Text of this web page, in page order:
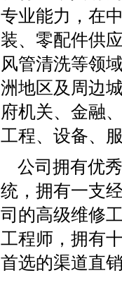
专业能力，在
装、零配件供
风管清洗等领
洲地区及周边
府机关、金融
工程、设备、
公司拥有优
统，拥有一支
司的高级维修
工程师，拥有
首选的渠道直